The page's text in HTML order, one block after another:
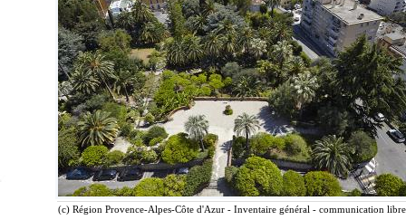
(c) Région Provence-Alpes-Côte d'Azur - Inventaire général - communication